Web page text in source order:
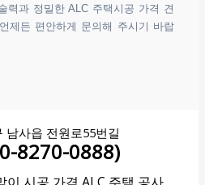
력과 정밀한 ALC 주택시공 가격 견
제든 편안하게 문의해 주시기 바랍
남사읍 전원로55번길
8270-0888)